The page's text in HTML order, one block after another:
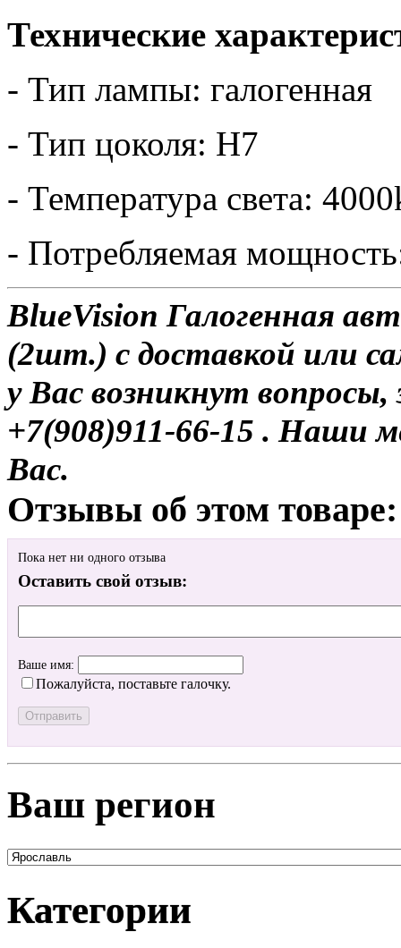
Технические
- Тип лампы: галогенная
- Тип цоколя: H7
- Температура света:
- Потребляемая
BlueVision Галогенная
(2шт.) с доставкой или
у Вас возникнут
+7(908)911-66-15 . Наши
Вас.
Отзывы об этом товаре:
Пока нет ни одного отзыва
Оставить свой отзыв:
Ваше имя:
Пожалуйста, поставьте галочку.
Ваш регион
Категории